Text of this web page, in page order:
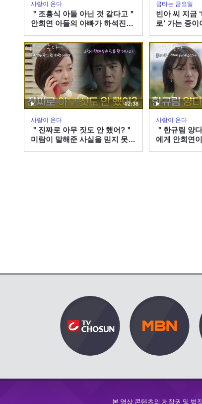
사랑이 온다
＂조흥식 아들 아닌 것 같다고＂
안희연 아들의 아빠가 하석진임
다] | KBS 260808 방송
금타는 금요일
빈아 씨 지금
로’ 가는 중
02:38
사랑이 온다
＂진짜로 아무 짓도 안 했어?＂
미람이 말해준 사실을 믿지 못하
사랑이 온다
＂한규림 양
에게 안희연
본 영상 콘텐츠의 저작권 및 법